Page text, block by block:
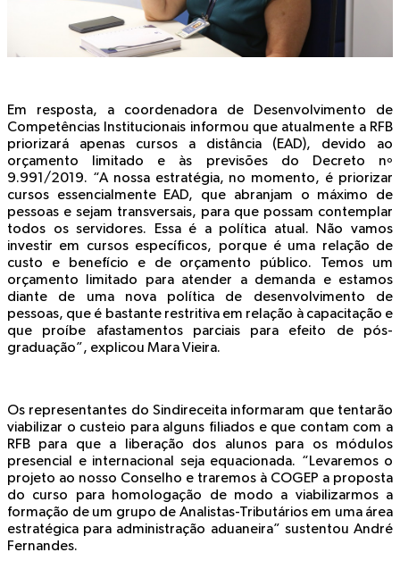
Em resposta, a coordenadora de Desenvolvimento de
Competências Institucionais informou que atualmente a RFB
priorizará apenas cursos a distância (EAD), devido ao
orçamento limitado e às previsões do Decreto nº
9.991/2019. “A nossa estratégia, no momento, é priorizar
cursos essencialmente EAD, que abranjam o máximo de
pessoas e sejam transversais, para que possam contemplar
todos os servidores. Essa é a política atual. Não vamos
investir em cursos específicos, porque é uma relação de
custo e benefício e de orçamento público. Temos um
orçamento limitado para atender a demanda e estamos
diante de uma nova política de desenvolvimento de
pessoas, que é bastante restritiva em relação à capacitação e
que proíbe afastamentos parciais para efeito de pós-
graduação”, explicou Mara Vieira.
Os representantes do Sindireceita informaram que tentarão
viabilizar o custeio para alguns filiados e que contam com a
RFB para que a liberação dos alunos para os módulos
presencial e internacional seja equacionada. “Levaremos o
projeto ao nosso Conselho e traremos à COGEP a proposta
do curso para homologação de modo a viabilizarmos a
formação de um grupo de Analistas-Tributários em uma área
estratégica para administração aduaneira” sustentou André
Fernandes.